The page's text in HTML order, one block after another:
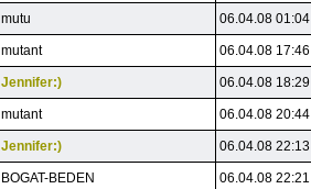
mutu 06.04.08 01:04
mutant 06.04.08 17:46
Jennifer:) 06.04.08 18:29
mutant 06.04.08 20:44
Jennifer:) 06.04.08 22:13
BOGAT-BEDEN 06.04.08 22:21